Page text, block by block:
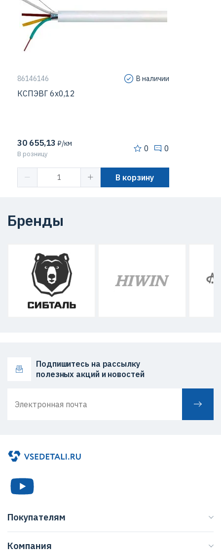
86146146 В наличии
КСПЭВГ 6х0,12
30 655,13 ₽/км
В розницу
0 0
В корзину
Бренды
Подпишитесь на рассылку
полезных акций и новостей
Бренды
Покупателям
Компания